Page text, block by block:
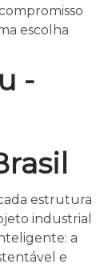
escolha
-
estrutura
industrial
a
e